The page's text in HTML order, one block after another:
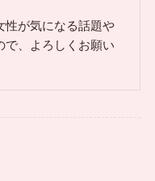
性が気になる話題や
で、よろしくお願い